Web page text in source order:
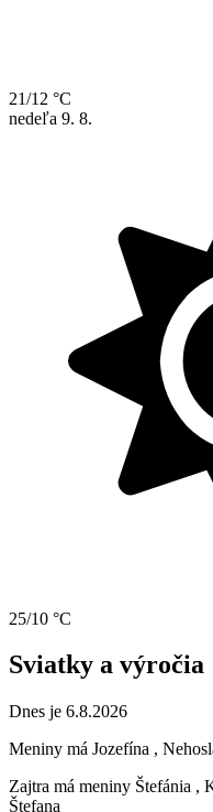
21/12 °C
nedeľa 9. 8.
25/10 °C
Sviatky a výročia
Dnes je 6.8.2026
Meniny má Jozefína ,
Zajtra má meniny Štefánia ,
Štefana